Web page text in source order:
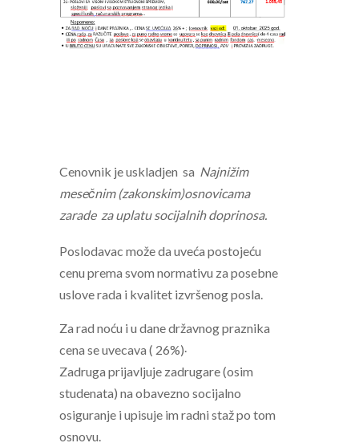
Cenovnik je uskladjen sa Najnižim
mesečnim (zakonskim)osnovicama
zarade za uplatu socijalnih doprinosa.
Poslodavac može da uveća postojeću
cenu prema svom normativu za posebne
usloverada i kvalitet izvršenogposla.
Za rad noću i u dane državnog praznika
cena se uvecava ( 26%).
Zadruga prijavljuje zadrugare (osim
studenata) na obavezno socijalno
osiguranje i upisuje im radni staž po tom
osnovu.